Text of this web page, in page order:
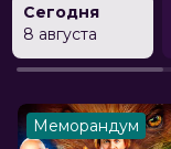
Сегодня
8 августа
Меморандум